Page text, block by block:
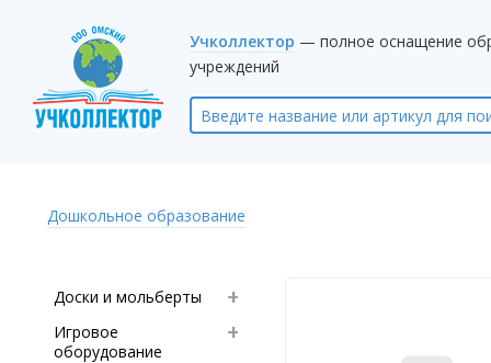
Учколлектор — полное оснащение
учреждений
Дошкольное образование
Доски и мольберты
Игровое
оборудование